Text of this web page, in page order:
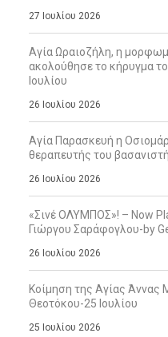
27 Ιουλίου 2026
Αγία Ωραιοζήλη, η
ακολούθησε το κήρυγμα
Ιουλίου
26 Ιουλίου 2026
Αγία Παρασκευή η
θεραπευτής του
26 Ιουλίου 2026
«Σινέ ΟΛΥΜΠΟΣ»! – Now
Γιώργου Σαράφογλου-by
26 Ιουλίου 2026
Κοίμηση της Αγίας Άννας
Θεοτόκου-25 Ιουλίου
25 Ιουλίου 2026